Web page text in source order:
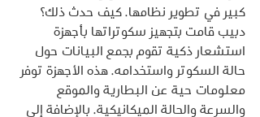
كبير في تطوير نظامها. كيف حدث ذلك؟
دبيب قامت بتجهيز سكوتراتها بأجهزة
استشعار ذكية تقوم بجمع البيانات حول
حالة السكوتر واستخدامه. هذه الأجهزة توفر
معلومات حية عن البطارية والموقع
والسرعة والحالة الميكانيكية. بالإضافة إلى